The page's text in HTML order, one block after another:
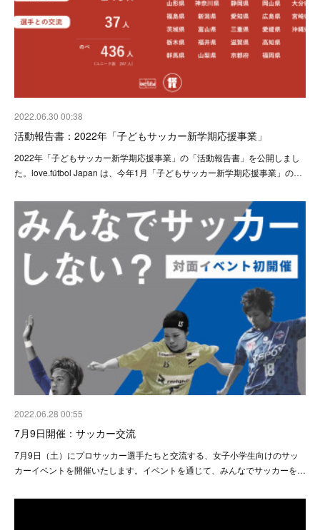
2022.06.30 00:38
活動報告書：2022年「子どもサッカー新学期応援事業」
2022年「子どもサッカー新学期応援事業」の「活動報告書」を公開しまし
た。love.fútbol Japan は、今年1月「子どもサッカー新学期応援事業」の…
2022.06.28 00:55
7月9日開催：サッカー交流
7月9日（土）にプロサッカー選手たちと交流する、女子小学生向けのサッ
カーイベントを開催いたします。イベントを通じて、みんなでサッカーを…